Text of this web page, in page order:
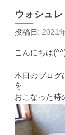
ウォシュ
投稿日: 2021
こんにちは
本日のブログ
を
おこなった時